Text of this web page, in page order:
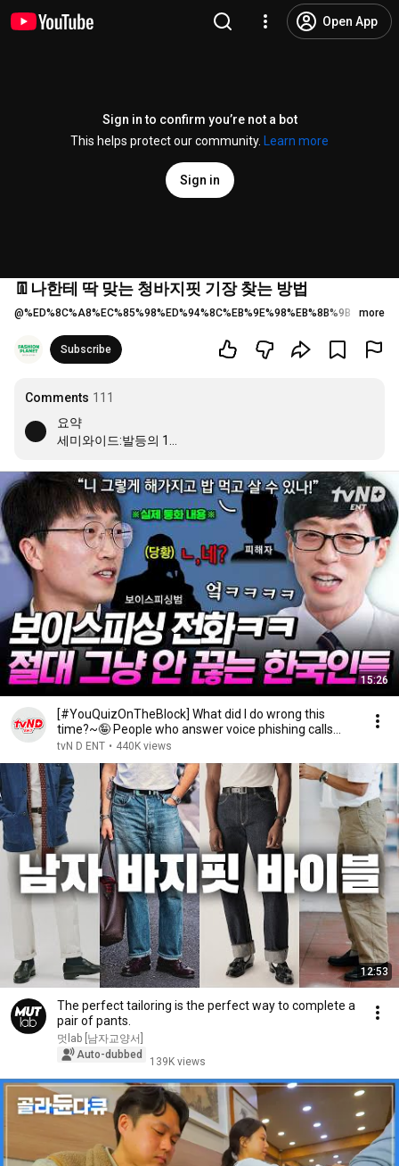
Open App
Sign in to confirm you’re not a bot
This helps protect our community.
Learn more
Sign in
👖나한테 딱 맞는 청바지핏 기장 찾는 방법
@%ED%8C%A8%EC%85%98%ED%94%8C%EB%9E%98%EB%8B%9B 20K
more
Subscribe
Comments 111
요약
세미와이드:발등의 1/3
와이드:발등의 절반
15:26
[#YouQuizOnTheBlock] What did I do wrong this
time?~🤪 People who answer voice phishing calls
and ...
tvN D ENT • 440K views
12:53
The perfect tailoring is the perfect way to complete a
pair of pants.
멋lab [남자교양서]
Auto-dubbed
139K views